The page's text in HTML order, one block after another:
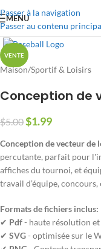
Passer à la navigation
Passer au contenu
MENU
VENTE
Maison/Sportif & Loisirs
Conception de
$5.00$1.99
Conception de vecteur de
percutante, parfait pour
affiches du tournoi, et
travail d’équipe,
Formats de fichiers inclus:
✔ Pdf- haute résolution
✔ SVG- optimisée sur le